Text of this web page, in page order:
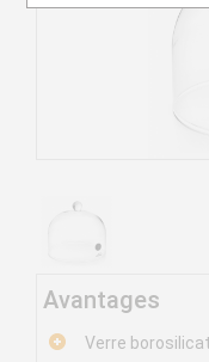
Avantages
Verre